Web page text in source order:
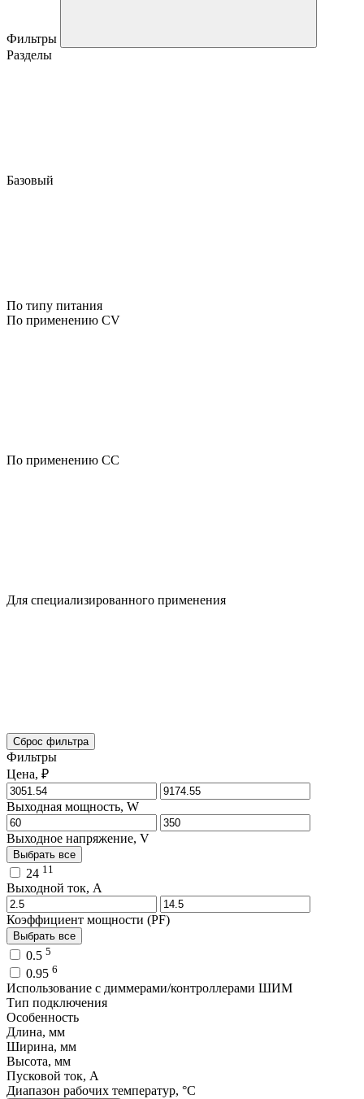
Фильтры
Разделы
Базовый
По типу питания
По применению CV
По применению CC
Для специализированного применения
Сброс фильтра
Фильтры
Цена, ₽
Выходная мощность, W
Выходное напряжение, V
Выбрать все
24 11
Выходной ток, A
Коэффициент мощности (PF)
Выбрать все
0.5 5
0.95 6
Использование с диммерами/контроллерами ШИМ
Тип подключения
Особенность
Длина, мм
Ширина, мм
Высота, мм
Пусковой ток, A
Диапазон рабочих температур, °C